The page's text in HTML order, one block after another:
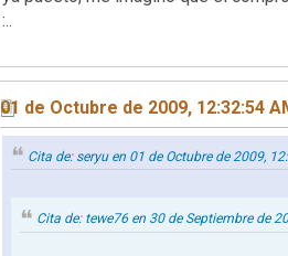
:..
01 de Octubre de 2009, 12:32:54
Cita de: seryu en 01 de Octubre de 2009,
Cita de: tewe76 en 30 de Septiembre de